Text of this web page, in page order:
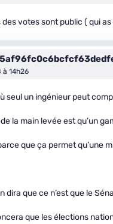
votes sont public ( qui
14h26
seul un ingénieur peut
la main levée est qu’un
que ça permet qu’une
dira que ce n’est que le
que les élections